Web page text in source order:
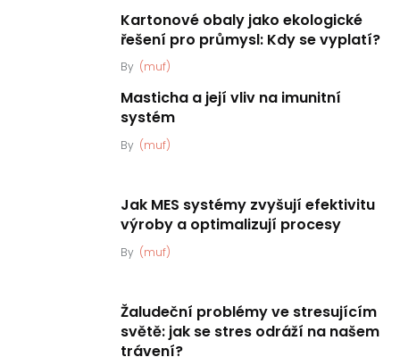
Kartonové obaly jako ekologické
řešení pro průmysl: Kdy se vyplatí?
By (muf)
Masticha a její vliv na imunitní
systém
By (muf)
Jak MES systémy zvyšují efektivitu
výroby a optimalizují procesy
By (muf)
Žaludeční problémy ve stresujícím
světě: jak se stres odráží na našem
trávení?